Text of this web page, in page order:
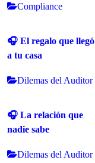
Compliance
🎧 El regalo que llegó
a tu casa
Dilemas del Auditor
🎧 La relación que
nadie sabe
Dilemas del Auditor